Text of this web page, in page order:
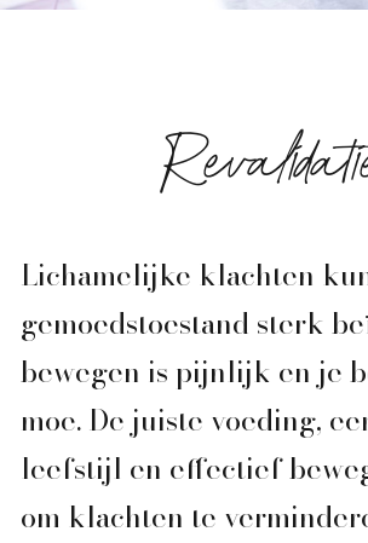
Lichamelijke klachten
gemoedstoestand sterk
bewegen is pijnlijk en je
moe. De juiste voeding,
leefstijl en effectief
om klachten te